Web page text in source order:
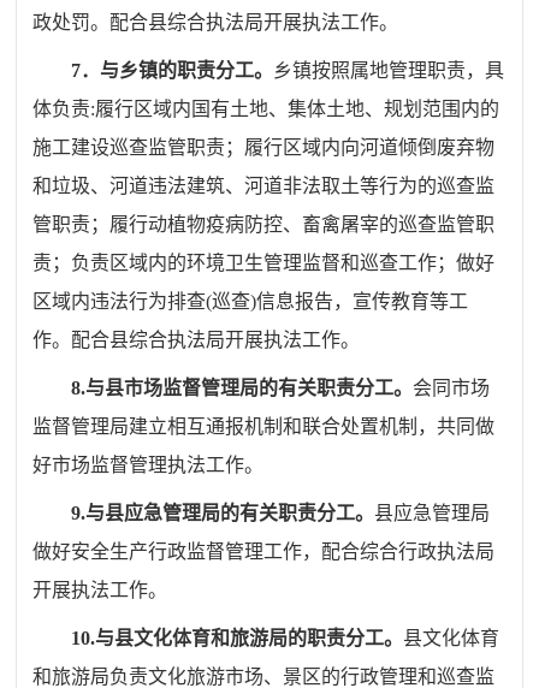
政处罚。配合县综合执法局开展执法工作。
7．与乡镇的职责分工。
乡镇按照属地管理职责，具
体负责:履行区域内国有土地、集体土地、规划范围内的
施工建设巡查监管职责；履行区域内向河道倾倒废弃物
和垃圾、河道违法建筑、河道非法取土等行为的巡查监
管职责；履行动植物疫病防控、畜禽屠宰的巡查监管职
责；负责区域内的环境卫生管理监督和巡查工作；做好
区域内违法行为排查(巡查)信息报告，宣传教育等工
作。 配合县综合执法局开展执法工作。
8.与县市场监督管理局的有关职责分工。 会同市场
监督管理局建立相互通报机制和联合处置机制，共同做
好市场监督管理执法工作。
9.与县应急管理局的有关职责分工。 县应急管理局
做好安全生产行政监督管理工作，配合综合行政执法局
开展执法工作。
10.与县文化体育和旅游局的职责分工。 县文化体育
和旅游局负责文化旅游市场、景区的行政管理和巡查监